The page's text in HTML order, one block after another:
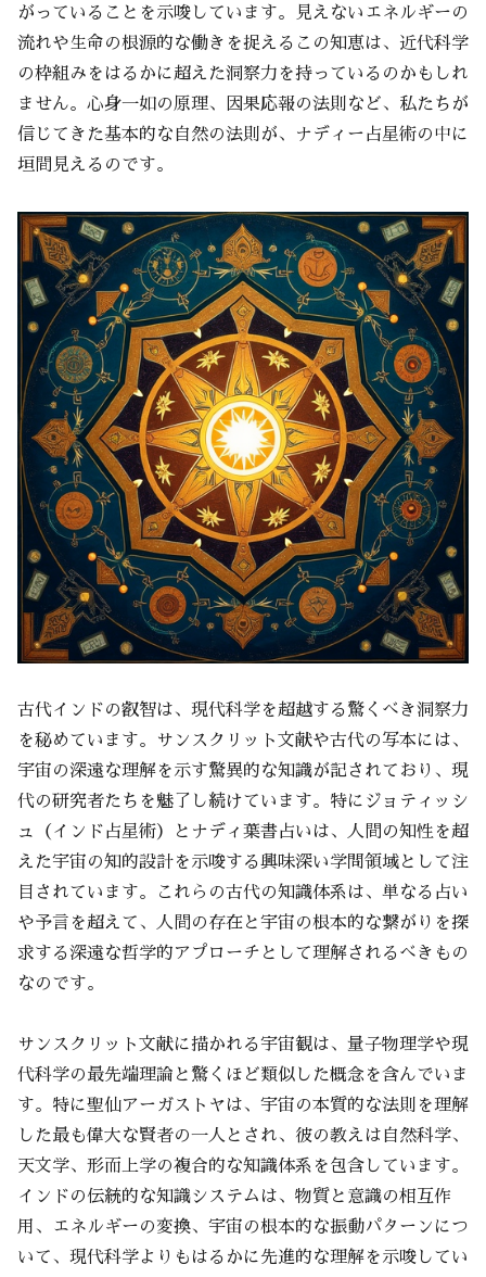
がっていることを示唆しています。見えないエネルギーの
流れや生命の根源的な働きを捉えるこの知恵は、近代科学
の枠組みをはるかに超えた洞察力を持っているのかもしれ
ません。心身一如の原理、因果応報の法則など、私たちが
信じてきた基本的な自然の法則が、ナディー占星術の中に
垣間見えるのです。
古代インドの叡智は、現代科学を超越する驚くべき洞察力
を秘めています。サンスクリット文献や古代の写本には、
宇宙の深遠な理解を示す驚異的な知識が記されており、現
代の研究者たちを魅了し続けています。特にジョティッシ
ュ（インド占星術）とナディ葉書占いは、人間の知性を超
えた宇宙の知的設計を示唆する興味深い学問領域として注
目されています。これらの古代の知識体系は、単なる占い
や予言を超えて、人間の存在と宇宙の根本的な繋がりを探
求する深遠な哲学的アプローチとして理解されるべきもの
なのです。
サンスクリット文献に描かれる宇宙観は、量子物理学や現
代科学の最先端理論と驚くほど類似した概念を含んでいま
す。特に聖仙アーガストヤは、宇宙の本質的な法則を理解
した最も偉大な賢者の一人とされ、彼の教えは自然科学、
天文学、形而上学の複合的な知識体系を包含しています。
インドの伝統的な知識システムは、物質と意識の相互作
用、エネルギーの変換、宇宙の根本的な振動パターンにつ
いて、現代科学よりもはるかに先進的な理解を示唆してい